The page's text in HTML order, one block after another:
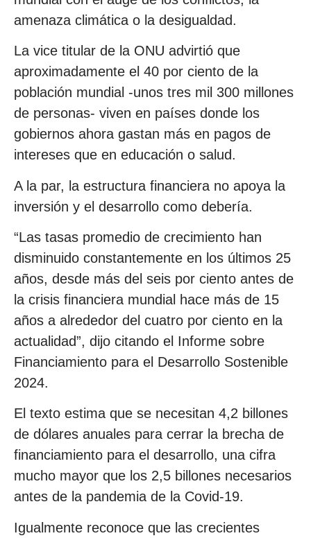
amenaza climática o la desigualdad.
La vice titular de la ONU advirtió que
aproximadamente el 40 por ciento de la
población mundial -unos tres mil 300 millones
de personas- viven en países donde los
gobiernos ahora gastan más en pagos de
intereses que en educación o salud.
A la par, la estructura financiera no apoya la
inversión y el desarrollo como debería.
“Las tasas promedio de crecimiento han
disminuido constantemente en los últimos 25
años, desde más del seis por ciento antes de
la crisis financiera mundial hace más de 15
años a alrededor del cuatro por ciento en la
actualidad”, dijo citando el Informe sobre
Financiamiento para el Desarrollo Sostenible
2024.
El texto estima que se necesitan 4,2 billones
de dólares anuales para cerrar la brecha de
financiamiento para el desarrollo, una cifra
mucho mayor que los 2,5 billones necesarios
antes de la pandemia de la Covid-19.
Igualmente reconoce que las crecientes